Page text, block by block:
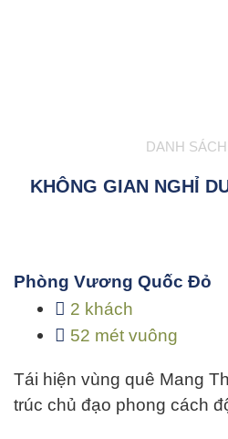
DANH
KHÔNG GIAN NGHỈ
Phòng Vương Quốc Đỏ
2 khách
52 mét vuông
Tái hiện vùng quê Mang
trúc chủ đạo phong cách